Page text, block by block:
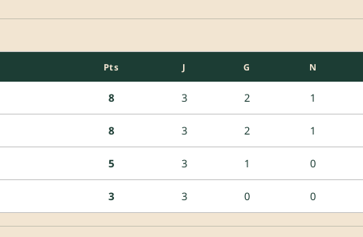
Pts J G N
8 3 2 1
8 3 2 1
5 3 1 0
3 3 0 0